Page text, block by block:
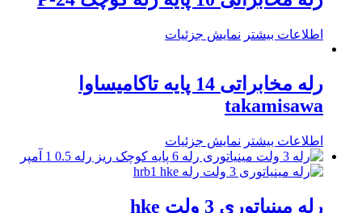
اطلاعات بیشتر نمایش جزئیات
رله مخابراتی 14 پایه تاکامیساوا
takamisawa
اطلاعات بیشتر نمایش جزئیات
رله مینیاتوری 3 ولت hke